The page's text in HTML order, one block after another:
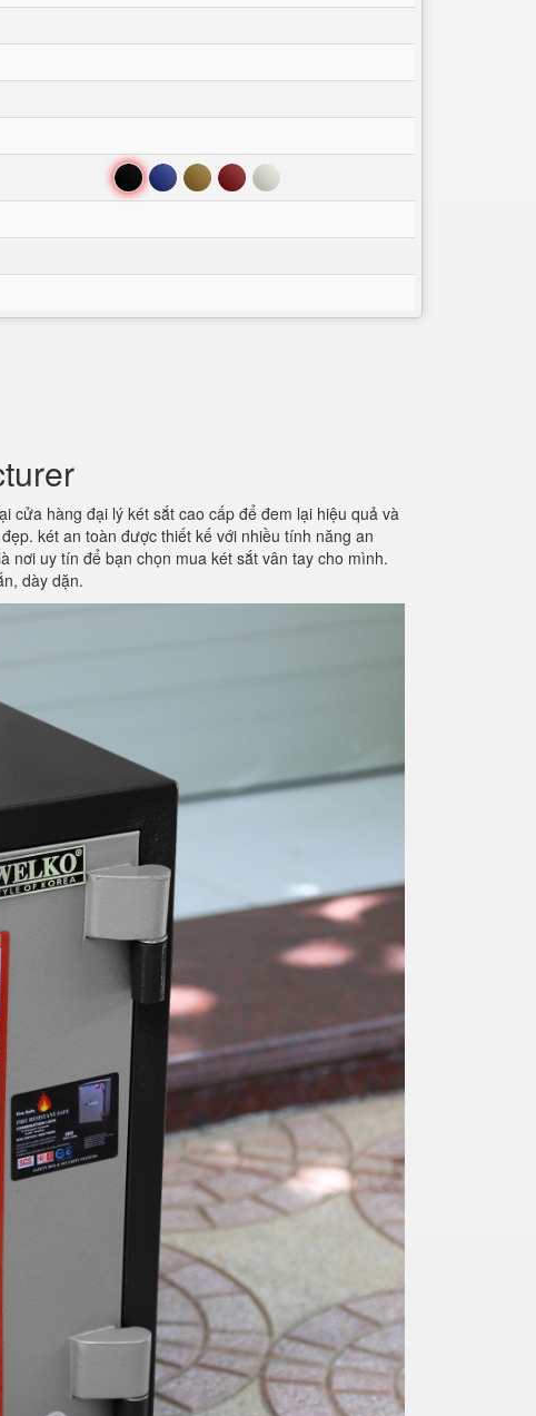
Đen Xanh Nâu Đỏ Trắng
cửa hàng đại lý két sắt cao cấp để đem lại hiệu quả và
két an toàn được thiết kế với nhiều tính năng an
nơi uy tín để bạn chọn mua két sắt vân tay cho mình.
dày dặn.